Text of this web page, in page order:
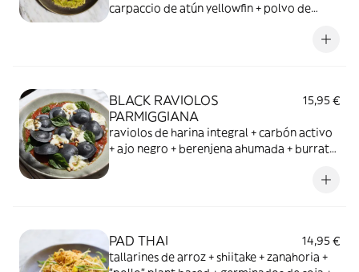
carpaccio de atún yellowfin + polvo de
BLACK RAVIOLOS
PARMIGGIANA
15,95 €
raviolos de harina integral + carbón activo
+ ajo negro + berenjena ahumada + burrata
PAD THAI
14,95 €
tallarines de arroz + shiitake + zanahoria +